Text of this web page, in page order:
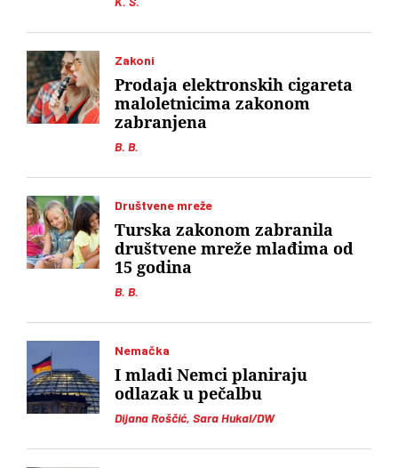
Zakoni
B. B.
Prodaja elektronskih cigareta
maloletnicima zakonom
zabranjena
Društvene mreže
B. B.
Turska zakonom zabranila
društvene mreže mlađima od
15 godina
Nemačka
Dijana Roščić, Sara Hukal/DW
I mladi Nemci planiraju
odlazak u pečalbu